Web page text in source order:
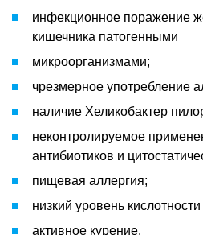
инфекционное поражение
кишечника патогенными
микроорганизмами;
чрезмерное употребление
наличие Хеликобактер
неконтролируемое
антибиотиков и
пищевая аллергия;
низкий уровень
активное курение.